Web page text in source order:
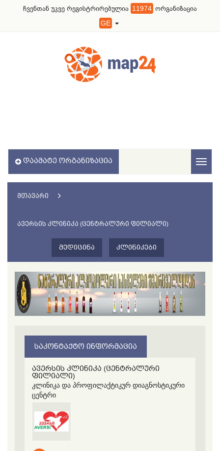
ჩვენთან უკვე რეგისტრირებულია 11974 ორგანიზაცია
GE
ᲓᲐᲐᲛᲐᲢᲔ ᲝᲠᲒᲐᲜᲘᲖᲐᲪᲘᲐ
ᲛᲗᲐᲕᲐᲠᲘ
ᲐᲕᲔᲠᲡᲘᲡ ᲙᲚᲘᲜᲘᲙᲐ (ᲪᲔᲜᲢᲠᲐᲚᲣᲠᲘ ᲤᲘᲚᲘᲐᲚᲘ)
ᲛᲔᲓᲘᲪᲘᲜᲐ ᲙᲚᲘᲜᲘᲙᲔᲑᲘ
ᲡᲐᲙᲝᲜᲢᲐᲥᲢᲝ ᲘᲜᲤᲝᲠᲛᲐᲪᲘᲐ
ავერსის კლინიკა (ცენტრალური
ფილიალი)
კლინიკა და პროფილაქტიკურ დიაგნოსტიკური
ცენტრი